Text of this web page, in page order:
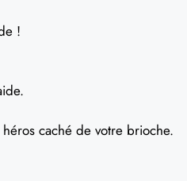
!
caché de votre brioche.